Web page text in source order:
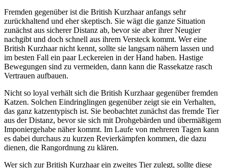
Fremden gegenüber ist die British Kurzhaar anfangs sehr
zurückhaltend und eher skeptisch. Sie wägt die ganze Situation
zunächst aus sicherer Distanz ab, bevor sie aber ihrer Neugier
nachgibt und doch schnell aus ihrem Versteck kommt. Wer eine
British Kurzhaar nicht kennt, sollte sie langsam nähern lassen und
im besten Fall ein paar Leckereien in der Hand haben. Hastige
Bewegungen sind zu vermeiden, dann kann die Rassekatze rasch
Vertrauen aufbauen.
Nicht so loyal verhält sich die British Kurzhaar gegenüber fremden
Katzen. Solchen Eindringlingen gegenüber zeigt sie ein Verhalten,
das ganz katzentypisch ist. Sie beobachtet zunächst das fremde Tier
aus der Distanz, bevor sie sich mit Drohgebärden und übermäßigem
Imponiergehabe näher kommt. Im Laufe von mehreren Tagen kann
es dabei durchaus zu kurzen Revierkämpfen kommen, die dazu
dienen, die Rangordnung zu klären.
Wer sich zur British Kurzhaar ein zweites Tier zulegt, sollte diese